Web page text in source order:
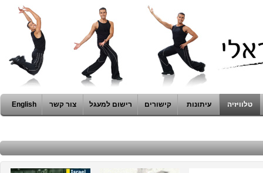
טלוויזיה עיתונות קישורים רישום למעגל צור קשר English